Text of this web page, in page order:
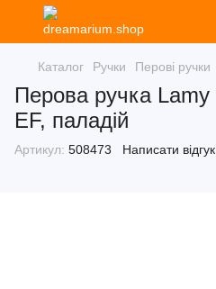
Каталог Ручки Перові ручки
Перова ручка
EF, паладій
Артикул: 508473 Написати відгук